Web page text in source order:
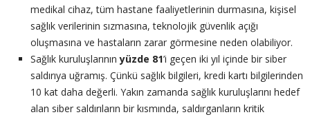
medikal cihaz, tüm hastane faaliyetlerinin durmasına, kişisel
sağlık verilerinin sızmasına, teknolojik güvenlik açığı
oluşmasına ve hastaların zarar görmesine neden olabiliyor.
Sağlık kuruluşlarınınyüzde 81’i geçen iki yıl içinde bir siber
saldırıya uğramış. Çünkü sağlık bilgileri, kredi kartı bilgilerinden
10 kat daha değerli. Yakın zamanda sağlık kuruluşlarını hedef
alan siber saldırıların bir kısmında, saldırganların kritik